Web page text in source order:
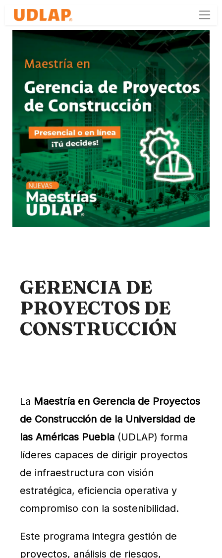
GERENCIA DE
PROYECTOS DE
CONSTRUCCIÓN
La Maestría en Gerencia de Proyectos
de Construcción de la Universidad de
las Américas Puebla (UDLAP) forma
líderes capaces de dirigir proyectos
de infraestructura con visión
estratégica, eficiencia operativa y
compromiso con la sostenibilidad.
Este programa integra gestión de
proyectos, análisis de riesgos,